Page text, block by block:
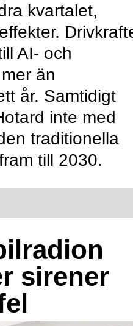
kvartalet,
AI- och
än
år. Samtidigt
inte med
traditionella
till 2030.
sirener